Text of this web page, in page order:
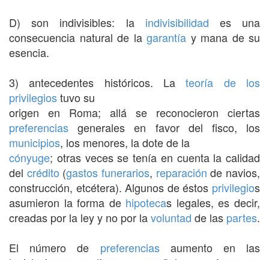
D) son indivisibles: la indivisibilidad es una
consecuencia natural de la garantía y mana de su
esencia.
3) antecedentes históricos. Lateoría de los
privilegiostuvo su
origen en Roma; allá se reconocieron ciertas
preferencias generales en favor del fisco, los
municipios, los menores, la dote de la
cónyuge; otras veces se tenía en cuenta la calidad
del crédito (gastos funerarios, reparación de navios,
construcción, etcétera). Algunos de éstos privilegios
asumieron la forma de hipotecas legales, es decir,
creadas por la ley y no por lavoluntad de las partes.
El número de preferenciasaumento en las